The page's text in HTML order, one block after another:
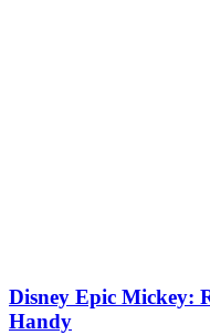
Disney Epic Mickey:
Handy